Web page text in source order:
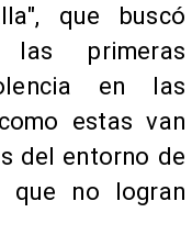
que buscó
primeras
en las
estas van
del entorno de
que no logran